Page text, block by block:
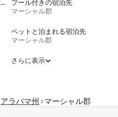
ウォーターフロントにある宿泊施設
プール付きの宿泊先
マーシャル郡
ペットと泊まれる宿泊先
マーシャル郡
さらに表示
アラバマ州 マーシャル郡